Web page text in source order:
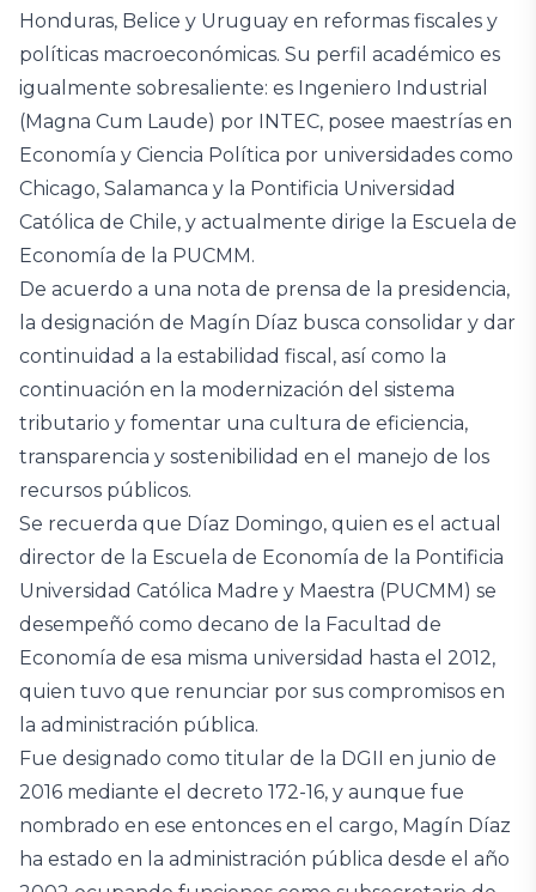
Honduras, Belice y Uruguay en reformas fiscales y
políticas macroeconómicas. Su perfil académico es
igualmente sobresaliente: es Ingeniero Industrial
(Magna Cum Laude) por INTEC, posee maestrías en
Economía y Ciencia Política por universidades como
Chicago, Salamanca y la Pontificia Universidad
Católica de Chile, y actualmente dirige la Escuela de
Economía de la PUCMM.
De acuerdo a una nota de prensa de la presidencia,
la designación de Magín Díaz busca consolidar y dar
continuidad a la estabilidad fiscal, así como la
continuación en la modernización del sistema
tributario y fomentar una cultura de eficiencia,
transparencia y sostenibilidad en el manejo de los
recursos públicos.
Se recuerda que Díaz Domingo, quien es el actual
director de la Escuela de Economía de la Pontificia
Universidad Católica Madre y Maestra (PUCMM) se
desempeñó como decano de la Facultad de
Economía de esa misma universidad hasta el 2012,
quien tuvo que renunciar por sus compromisos en
la administración pública.
Fue designado como titular de la DGII en junio de
2016 mediante el decreto 172-16, y aunque fue
nombrado en ese entonces en el cargo, Magín Díaz
ha estado en la administración pública desde el año